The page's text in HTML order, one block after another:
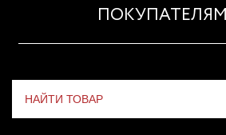
ПОКУПАТЕЛЯМ